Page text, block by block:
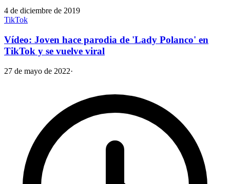
4 de diciembre de 2019
TikTok
Vídeo: Joven hace parodia de 'Lady Polanco' en
TikTok y se vuelve viral
27 de mayo de 2022·